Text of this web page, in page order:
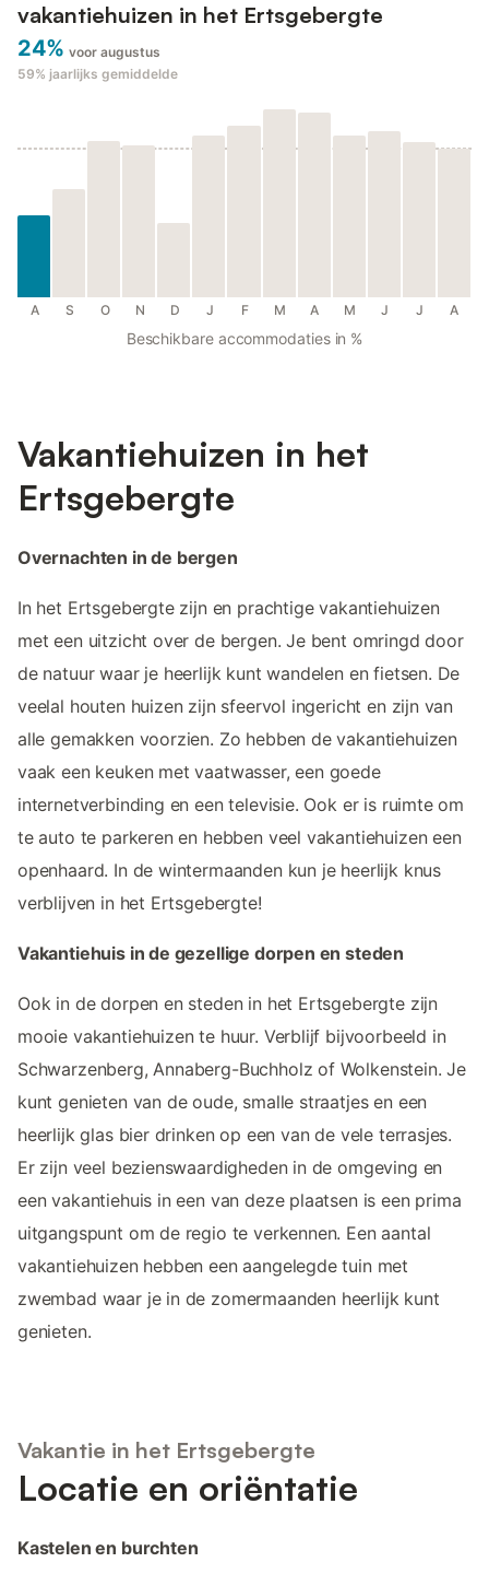
vakantiehuizen in het Ertsgebergte
24% voor augustus
59% jaarlijks gemiddelde
A S O N D J F M A M J J A
Beschikbare accommodaties in %
Vakantiehuizen in het
Ertsgebergte
Overnachten in de bergen
In het Ertsgebergte zijn en prachtige vakantiehuizen
met een uitzicht over de bergen. Je bent omringd door
de natuur waar je heerlijk kunt wandelen en fietsen. De
veelal houten huizen zijn sfeervol ingericht en zijn van
alle gemakken voorzien. Zo hebben de vakantiehuizen
vaak een keuken met vaatwasser, een goede
internetverbinding en een televisie. Ook er is ruimte om
te auto te parkeren en hebben veel vakantiehuizen een
openhaard. In de wintermaanden kun je heerlijk knus
verblijven in het Ertsgebergte!
Vakantiehuis in de gezellige dorpen en steden
Ook in de dorpen en steden in het Ertsgebergte zijn
mooie vakantiehuizen te huur. Verblijf bijvoorbeeld in
Schwarzenberg, Annaberg-Buchholz of Wolkenstein. Je
kunt genieten van de oude, smalle straatjes en een
heerlijk glas bier drinken op een van de vele terrasjes.
Er zijn veel bezienswaardigheden in de omgeving en
een vakantiehuis in een van deze plaatsen is een prima
uitgangspunt om de regio te verkennen. Een aantal
vakantiehuizen hebben een aangelegde tuin met
zwembad waar je in de zomermaanden heerlijk kunt
genieten.
Vakantie in het Ertsgebergte
Locatie en oriëntatie
Kastelen en burchten